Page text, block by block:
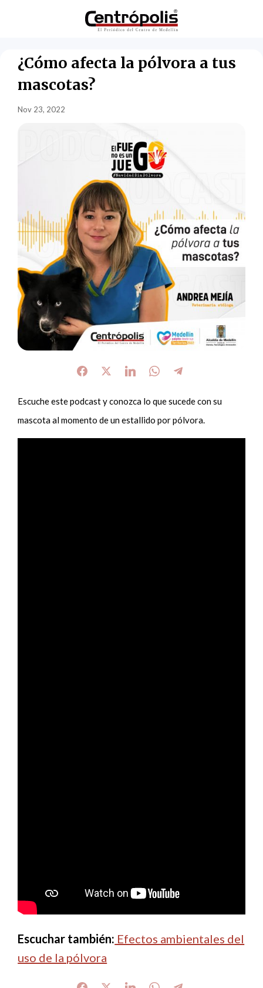
¿Cómo afecta la pólvora a tus
mascotas?
Nov 23, 2022
Escuche este podcast y conozca lo que sucede con su
mascota al momento de un estallido por pólvora.
Escuchar también: Efectos ambientales del
uso de la pólvora